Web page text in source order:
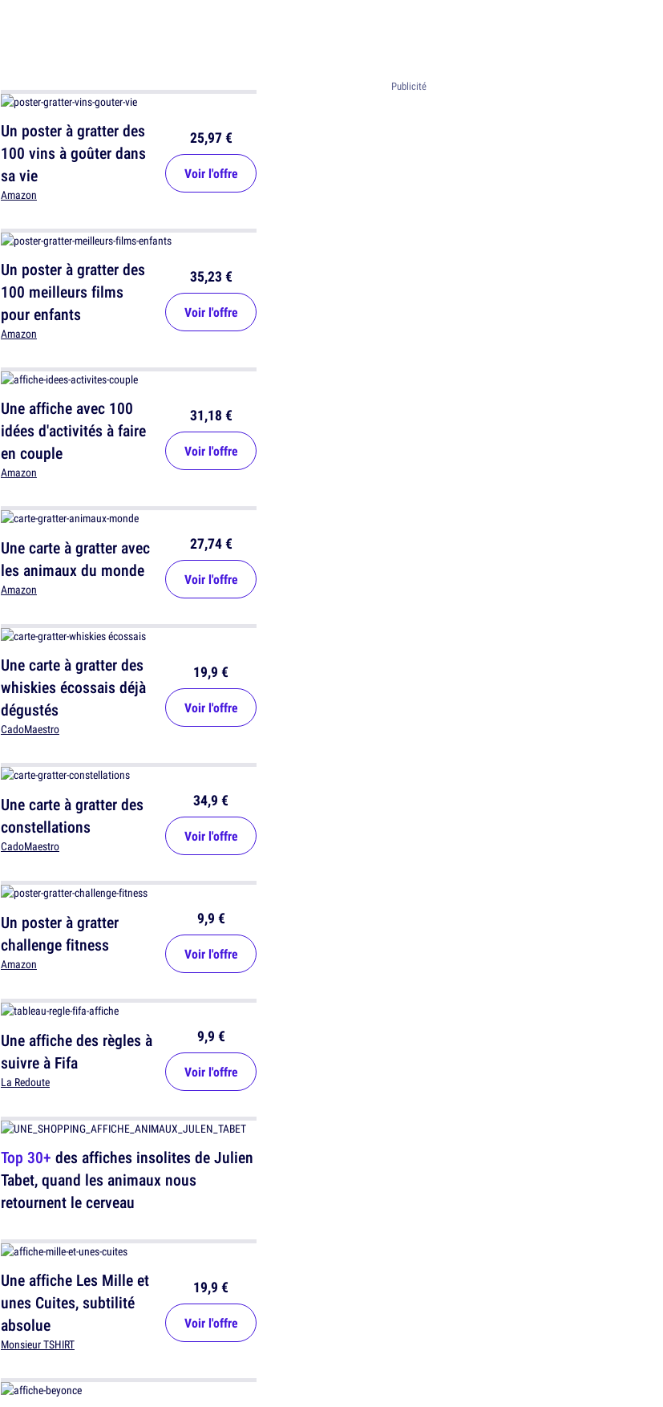
Un poster à gratter des
100 vins à goûter dans
sa vie
Amazon
25,97 €
Voir l'offre
Un poster à gratter des
100 meilleurs films
pour enfants
Amazon
35,23 €
Voir l'offre
Une affiche avec 100
idées d'activités à faire
en couple
Amazon
31,18 €
Voir l'offre
Une carte à gratter avec
les animaux du monde
Amazon
27,74 €
Voir l'offre
Une carte à gratter des
whiskies écossais déjà
dégustés
CadoMaestro
19,9 €
Voir l'offre
Une carte à gratter des
constellations
CadoMaestro
34,9 €
Voir l'offre
Un poster à gratter
challenge fitness
Amazon
9,9 €
Voir l'offre
Une affiche des règles à
suivre à Fifa
La Redoute
9,9 €
Voir l'offre
Top 30+ des affiches insolites de Julien
Tabet, quand les animaux nous
retournent le cerveau
Une affiche Les Mille et
unes Cuites, subtilité
absolue
Monsieur TSHIRT
19,9 €
Voir l'offre